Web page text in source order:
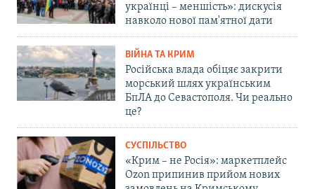
українці – меншість»: дискусія
навколо нової пам'ятної дати
ВІЙНА ТА КРИМ
Російська влада обіцяє закрити
морський шлях українським
БпЛА до Севастополя. Чи реально
це?
СУСПІЛЬСТВО
«Крим – не Росія»: маркетплейс
Ozon припинив прийом нових